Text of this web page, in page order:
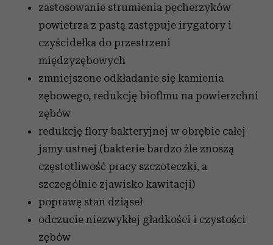
zastosowanie strumienia pęcherzyków
powietrza z pastą zastępuje irygatory i
czyścidełka do przestrzeni
międzyzębowych
zmniejszone odkładanie się kamienia
zębowego, redukcję bioflmu na powierzchni
zębów
redukcję flory bakteryjnej w obrębie całej
jamy ustnej (bakterie bardzo źle znoszą
częstotliwość pracy szczoteczki, a
szczególnie zjawisko kawitacji)
poprawę stan dziąseł
odczucie niezwykłej gładkości i czystości
zębów